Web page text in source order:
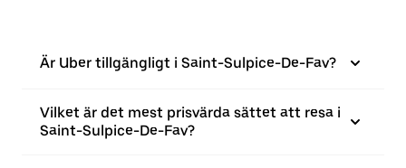
Är Uber tillgängligt i Saint-Sulpice-De-Fav?
Vilket är det mest prisvärda sättet att resa i
Saint-Sulpice-De-Fav?